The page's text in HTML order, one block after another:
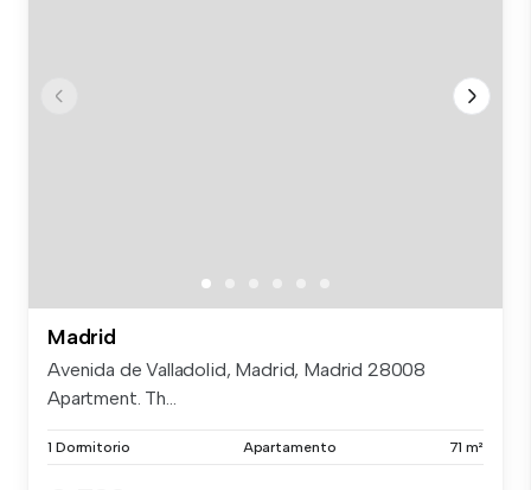
Madrid
Avenida de Valladolid, Madrid, Madrid 28008
Apartment. Th...
1 Dormitorio Apartamento 71 m²